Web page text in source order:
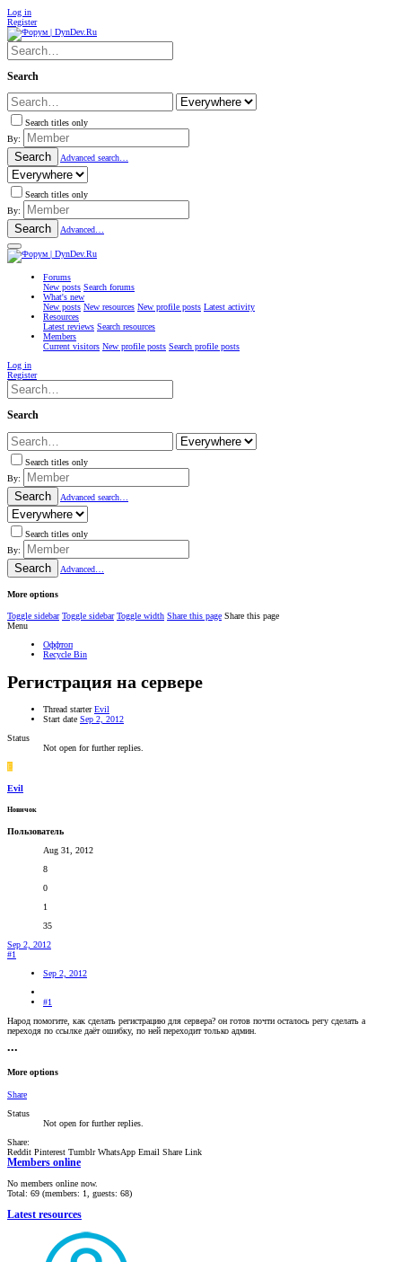
Log in
Register
Search
Search titles only
By:
Search Advanced search…
Search titles only
By:
Search Advanced…
Forums
New posts Search forums
What's new
New posts New resources New profile posts Latest activity
Resources
Latest reviews Search resources
Members
Current visitors New profile posts Search profile posts
Log in
Register
Search
Search titles only
By:
Search Advanced search…
Search titles only
By:
Search Advanced…
More options
Toggle sidebar Toggle sidebar Toggle width Share this page Share this page
Menu
Оффтоп
Recycle Bin
Регистрация на сервере
Thread starter Evil
Start date Sep 2, 2012
Status
Not open for further replies.
E
Evil
Новичок
Пользователь
Aug 31, 2012
8
0
1
35
Sep 2, 2012
#1
Sep 2, 2012
#1
Народ помогите, как сделать регистрацию для сервера? он готов почти осталось регу сделать а
переходя по ссылке даёт ошибку, по ней переходит только админ.
•••
More options
Share
Status
Not open for further replies.
Share:
Reddit Pinterest Tumblr WhatsApp Email Share Link
Members online
No members online now.
Total: 69 (members: 1, guests: 68)
Latest resources